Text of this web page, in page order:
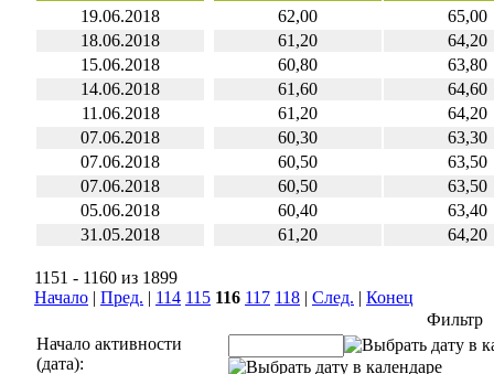
19.06.2018
62,00
65,00
18.06.2018
61,20
64,20
15.06.2018
60,80
63,80
14.06.2018
61,60
64,60
11.06.2018
61,20
64,20
07.06.2018
60,30
63,30
07.06.2018
60,50
63,50
07.06.2018
60,50
63,50
05.06.2018
60,40
63,40
31.05.2018
61,20 64,20
1151 - 1160 из 1899
Начало | Пред. | 114 115 116 117 118 | След. | Конец
Фильтр
Начало активности
(дата):